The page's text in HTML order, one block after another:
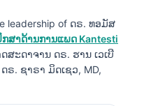
leadership of ດຣ. ທອມັສ
ສາດ້ານການແພດ Kantesti
ສະດາຈານ ດຣ. ຮານ ເວເບີ
ຣ. ຊາຣາ ມິດເຊວ, MD,